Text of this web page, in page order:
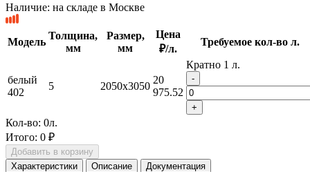
Наличие: на складе в Москве
Модель
Толщина,
мм
Размер,
мм
Цена
₽/л.
Требуемое кол-во л.
белый
402
5 2050x3050
20
975.52
Кратно 1 л.
-
+
Кол-во: 0л.
Итого: 0 ₽
Добавить в корзину
Характеристики
Описание Документация